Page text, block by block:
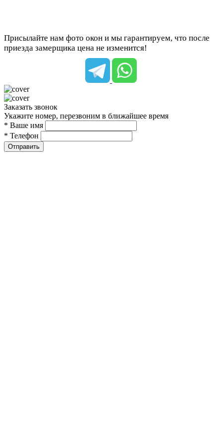
Присылайте нам фото окон и мы гарантируем, что после
приезда замерщика цена не изменится!
Заказать звонок
Укажите номер, перезвоним в ближайшее время
* Ваше имя
* Телефон
Отправить